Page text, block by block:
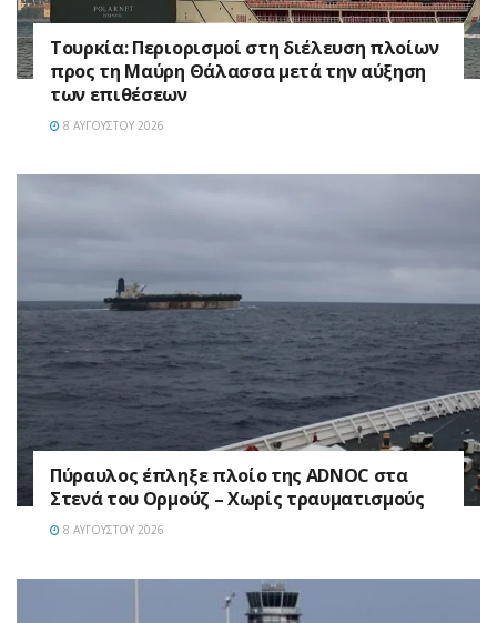
Τουρκία: Περιορισμοί στη διέλευση πλοίων
προς τη Μαύρη Θάλασσα μετά την αύξηση
των επιθέσεων
8 ΑΥΓΟΎΣΤΟΥ 2026
Πύραυλος έπληξε πλοίο της ADNOC στα
Στενά του Ορμούζ – Χωρίς τραυματισμούς
8 ΑΥΓΟΎΣΤΟΥ 2026